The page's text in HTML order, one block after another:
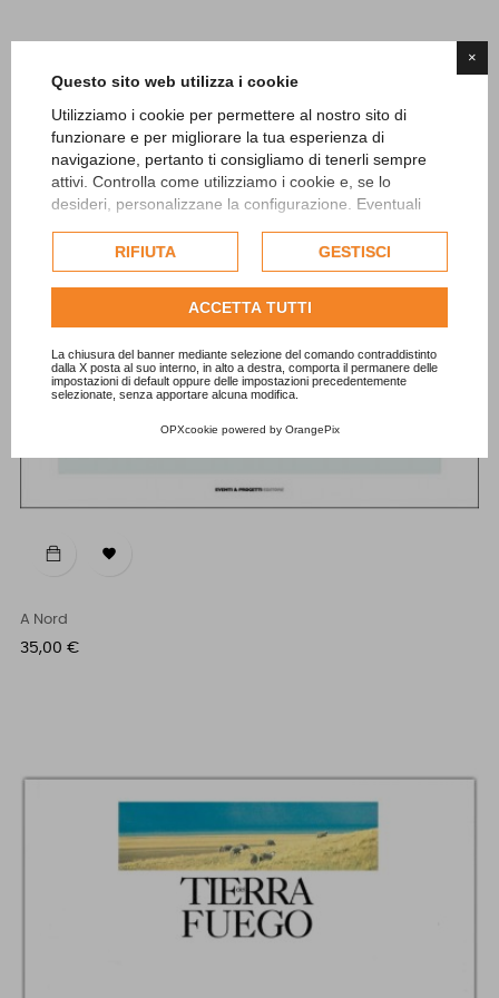
×
Questo sito web utilizza i cookie
Utilizziamo i cookie per permettere al nostro sito di
funzionare e per migliorare la tua esperienza di
navigazione, pertanto ti consigliamo di tenerli sempre
attivi. Controlla come utilizziamo i cookie e, se lo
desideri, personalizzane la configurazione. Eventuali
esclusivamente previa acquisizione del consenso
dell'utente.
Consulta l'informativa cookie completa.
RIFIUTA GESTISCI
ACCETTA TUTTI
La chiusura del banner mediante selezione del comando contraddistinto
dalla X posta al suo interno, in alto a destra, comporta il permanere delle
impostazioni di default oppure delle impostazioni precedentemente
selezionate, senza apportare alcuna modifica.
OPXcookie powered by OrangePix

A Nord
Prezzo
35,00 €